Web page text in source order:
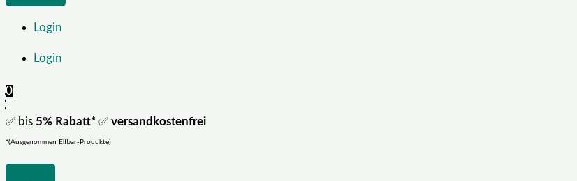
Login
Login
0
✅ bis 5% Rabatt* ✅ versandkostenfrei
*(Ausgenommen Elfbar-Produkte)